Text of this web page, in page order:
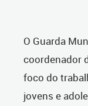
O Guarda
coordenador
foco do
jovens e